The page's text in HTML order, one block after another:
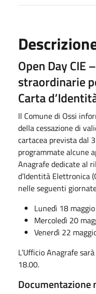
Open Day CIE
straordinarie
Carta
Il Comune di Ossi
della cessazione di
cartacea prevista dal
programmate alcune
Anagrafe dedicate al
d’Identità Elettronica
nelle seguenti
Lunedì 18
Mercoledì 20
Venerdì 22
L’Ufficio Anagrafe
18.00.
Documentazione